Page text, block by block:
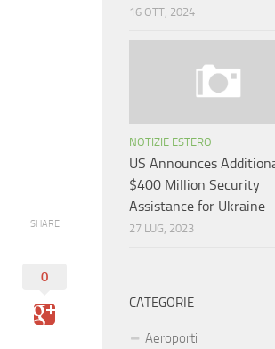
SHARE
0
16 OTT, 2024
NOTIZIE ESTERO
US Announces
$400 Million Security
Assistance for Ukraine
27 LUG, 2023
CATEGORIE
Aeroporti